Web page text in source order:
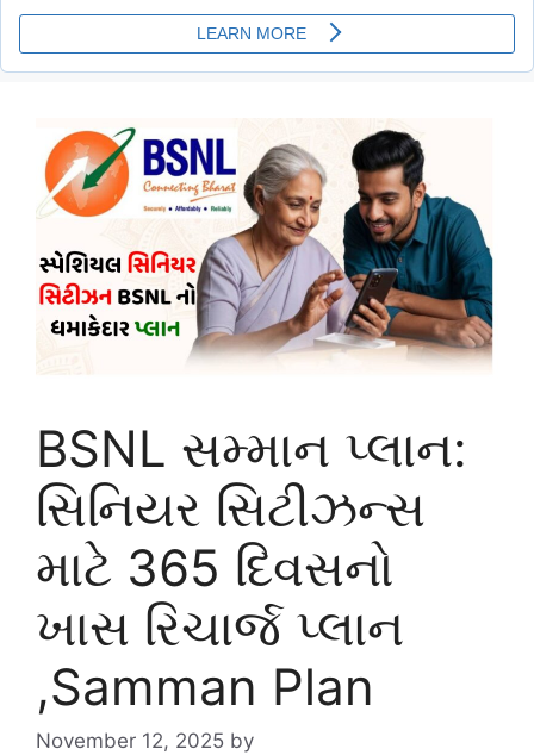
BSNL સમ્માન પ્લાન:
સિનિયર સિટીઝન્સ
માટે 365 દિવસનો
ખાસ રિચાર્જ પ્લાન
,Samman Plan
November 12, 2025 by